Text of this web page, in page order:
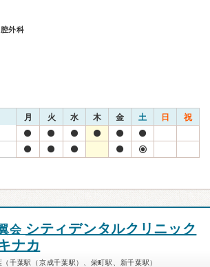
外科
月 火 水 木 金 土 日 祝
会 シティデンタルクリニック
ナカ
千葉駅（京成千葉駅）、栄町駅、新千葉駅）